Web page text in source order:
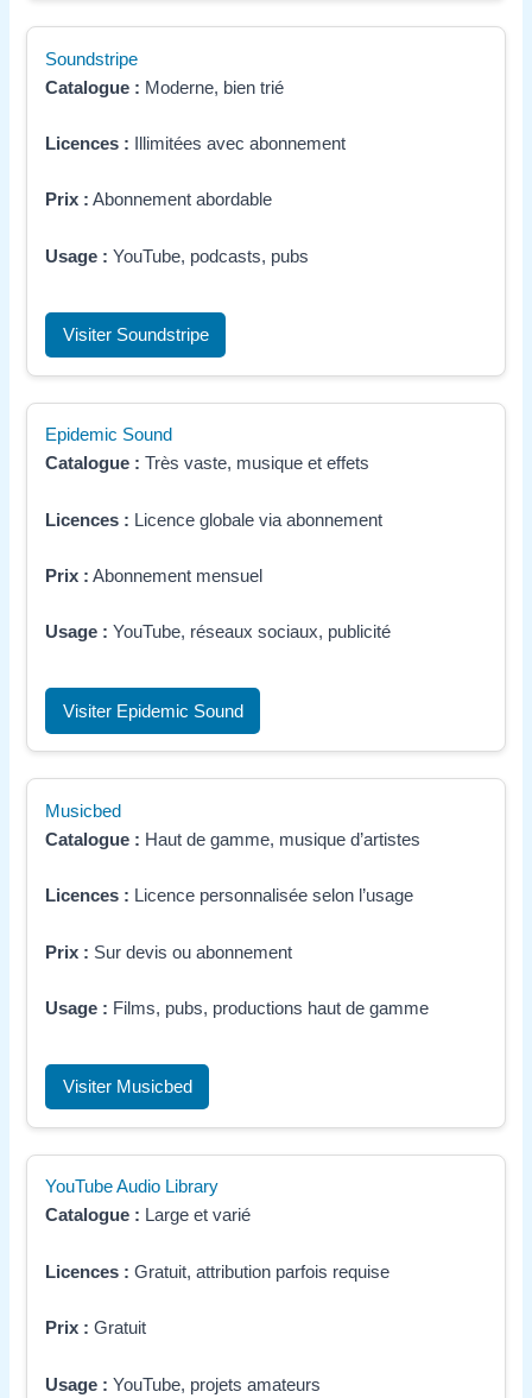
Soundstripe
Catalogue : Moderne, bien trié
Licences : Illimitées avec abonnement
Prix : Abonnement abordable
Usage : YouTube, podcasts, pubs
Visiter Soundstripe
Epidemic Sound
Catalogue : Très vaste, musique et effets
Licences : Licence globale via abonnement
Prix : Abonnement mensuel
Usage : YouTube, réseaux sociaux, publicité
Visiter Epidemic Sound
Musicbed
Catalogue : Haut de gamme, musique d’artistes
Licences : Licence personnalisée selon l’usage
Prix : Sur devis ou abonnement
Usage : Films, pubs, productions haut de gamme
Visiter Musicbed
YouTube Audio Library
Catalogue : Large et varié
Licences : Gratuit, attribution parfois requise
Prix : Gratuit
Usage : YouTube, projets amateurs